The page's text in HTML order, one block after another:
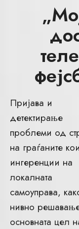
Пријава и
детектирање
проблеми од
на граѓаните
ингеренции на
локалната
самоуправа,
нивно
основната цел
граѓаните и
остваруваат директен
контакт со нив,
цел
пријавените проблеми
да се решат во набрз
временски
цел зауште
достапност,